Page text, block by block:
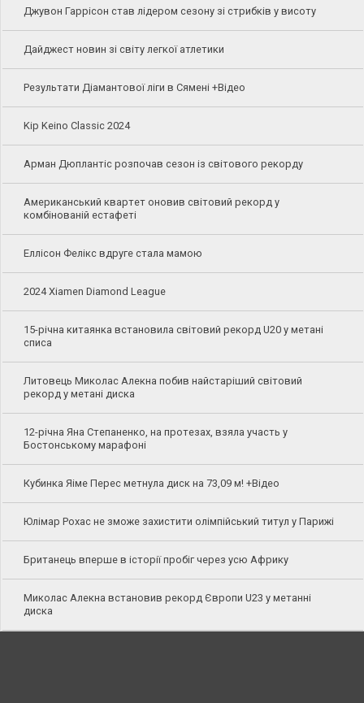
Джувон Гаррісон став лідером сезону зі стрибків у висоту
Дайджест новин зі світу легкої атлетики
Результати Діамантової ліги в Сямені +Відео
Kip Keino Classic 2024
Арман Дюплантіс розпочав сезон із світового рекорду
Американський квартет оновив світовий рекорд у
комбінованій естафеті
Еллісон Фелікс вдруге стала мамою
2024 Xiamen Diamond League
15-річна китаянка встановила світовий рекорд U20 у метані
списа
Литовець Миколас Алекна побив найстаріший світовий
рекорд у метані диска
12-річна Яна Степаненко, на протезах, взяла участь у
Бостонському марафоні
Кубинка Яіме Перес метнула диск на 73,09 м! +Відео
Юлімар Рохас не зможе захистити олімпійський титул у Парижі
Британець вперше в історії пробіг через усю Африку
Миколас Алекна встановив рекорд Європи U23 у метанні
диска